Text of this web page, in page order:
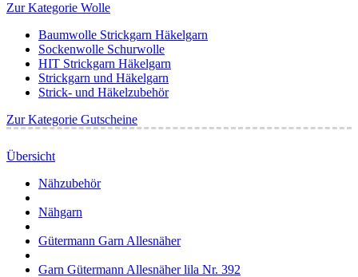
Zur Kategorie Wolle
Baumwolle Strickgarn Häkelgarn
Sockenwolle Schurwolle
HIT Strickgarn Häkelgarn
Strickgarn und Häkelgarn
Strick- und Häkelzubehör
Zur Kategorie Gutscheine
Übersicht
Nähzubehör
Nähgarn
Gütermann Garn Allesnäher
Garn Gütermann Allesnäher lila Nr. 392